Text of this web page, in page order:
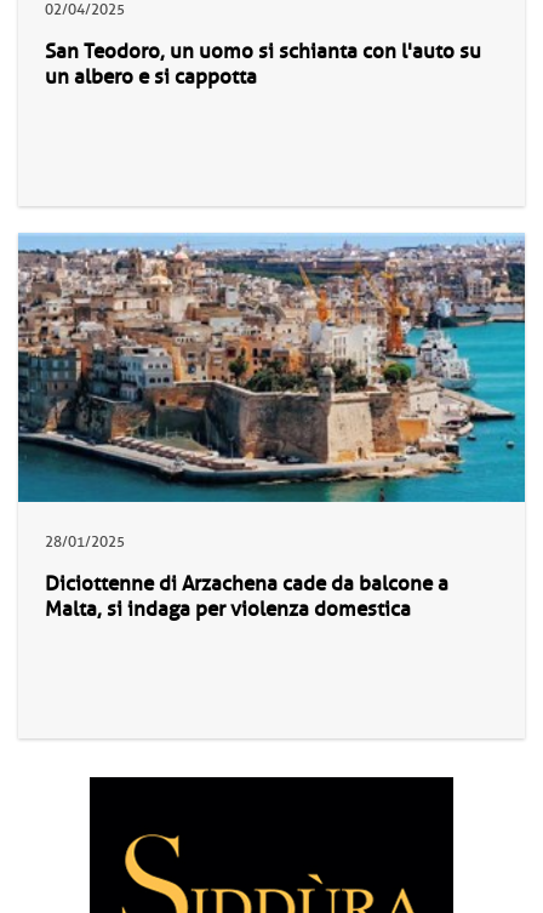
02/04/2025
San Teodoro, un uomo si schianta con l'auto su
un albero e si cappotta
28/01/2025
Diciottenne di Arzachena cade da balcone a
Malta, si indaga per violenza domestica